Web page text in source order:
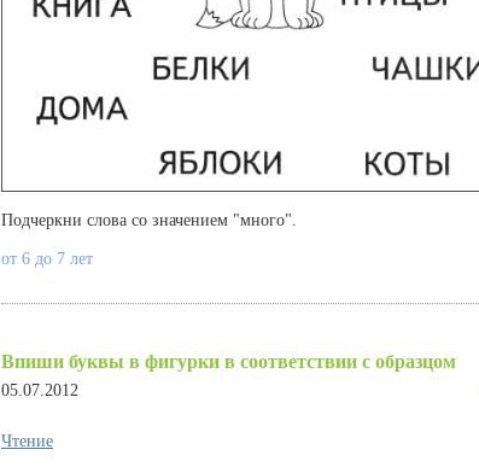
Подчеркни слова со значением "много".
от 6 до 7 лет
Впиши буквы в фигурки в соответствии с образцом
05.07.2012
Чтение